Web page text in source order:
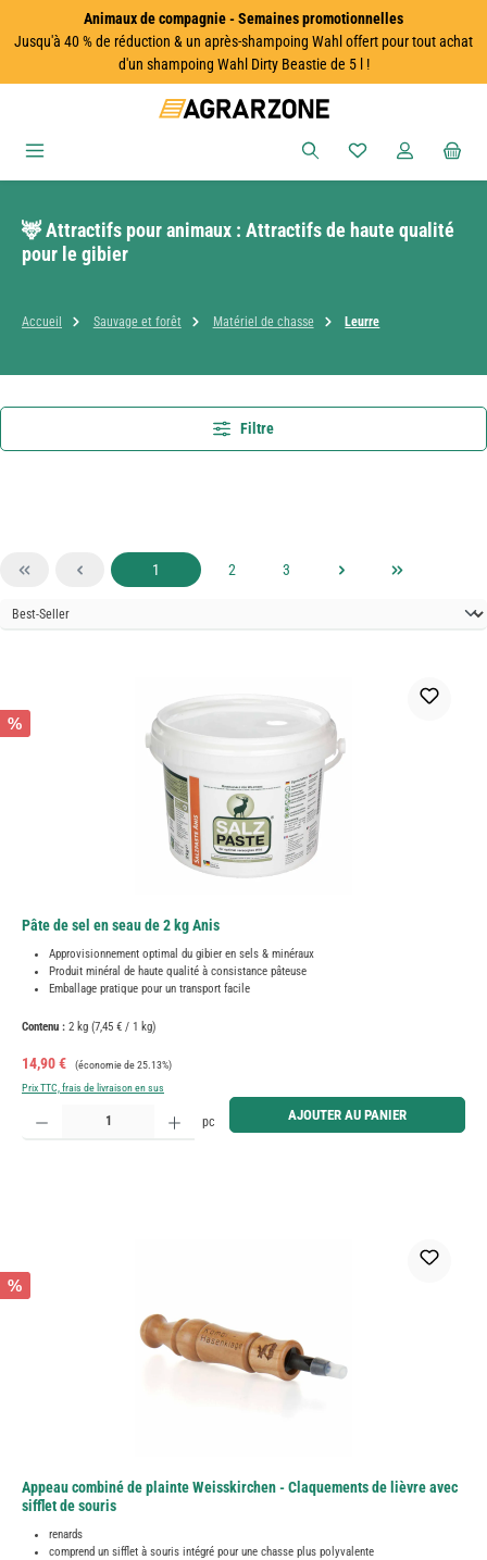
Passer au contenu principalAnimaux de compagnie - Semaines promotionnelles
Jusqu'à 40 % de réduction & un après-shampoing Wahl offert pour tout achat
d'un shampoing Wahl Dirty Beastie de 5 l !
Vous avez 0
🦌 Attractifs pour animaux : Attractifs de haute qualité
pour le gibier
Accueil Sauvage et forêt Matériel de chasse Leurre
Filtre
Page
1 Page
2 Page
3
%
Pâte de sel en seau de 2 kg Anis
Approvisionnement optimal du gibier en sels & minéraux
Produit minéral de haute qualité à consistance pâteuse
Emballage pratique pour un transport facile
Contenu : 2 kg (7,45 € / 1 kg)
Prix de vente :
14,90 € Prix régulier :
(économie de 25.13%)
Prix TTC, frais de livraison en sus
Quantité de produit : Entrez la quantité souhaitée ou utilisez les boutons pour augmenter ou
pc AJOUTER AU PANIER
%
Appeau combiné de plainte Weisskirchen - Claquements de lièvre avec
sifflet de souris
renards
comprend un sifflet à souris intégré pour une chasse plus polyvalente